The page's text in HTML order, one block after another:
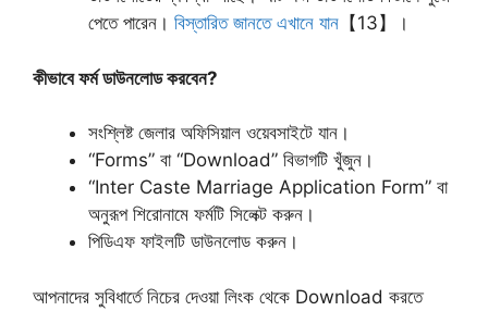
পেতে পারেন। বিস্তারিত জানতে এখানে যান 【13】।
কীভাবে ফর্ম ডাউনলোড করবেন?
সংশ্লিষ্ট জেলার অফিসিয়াল ওয়েবসাইটে যান।
“Forms” বা “Download” বিভাগটি খুঁজুন।
“Inter Caste Marriage Application Form” বা
অনুরূপ শিরোনামে ফর্মটি সিলেক্ট করুন।
পিডিএফ ফাইলটি ডাউনলোড করুন।
আপনাদের সুবিধার্তে নিচের দেওয়া লিংক থেকে Download করতে